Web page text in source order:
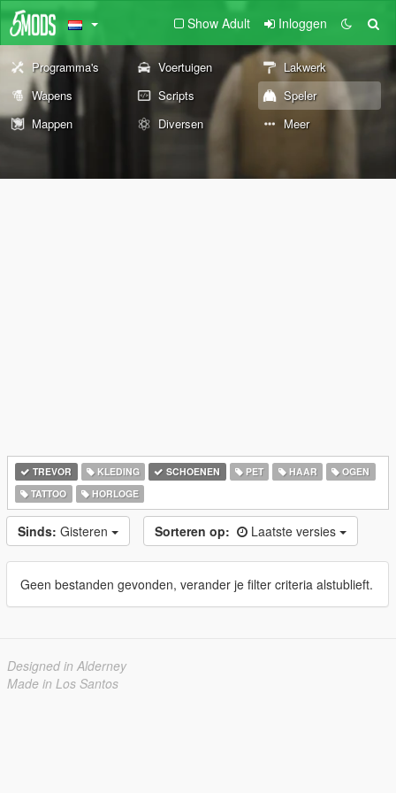
Show Adult Inloggen
Programma's Voertuigen
Lakwerk
Wapens
Scripts
Speler
Mappen
Diversen Meer
TREVOR KLEDING SCHOENEN PET HAAR
OGEN
TATTOO
HORLOGE
Sinds: Gisteren Sorteren op: Laatste versies
Geen bestanden gevonden, verander je filter criteria alstublieft.
Designed in Alderney
Made in Los Santos